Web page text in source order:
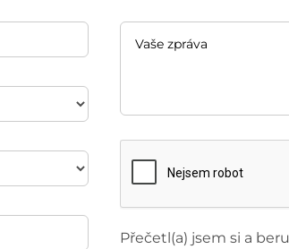
Přečetl(a) jsem si a